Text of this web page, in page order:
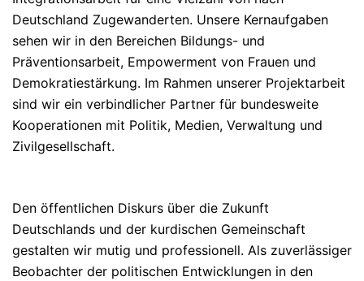
Deutschland Zugewanderten. Unsere Kernaufgaben
sehen wir in den Bereichen Bildungs- und
Präventionsarbeit, Empowerment von Frauen und
Demokratiestärkung. Im Rahmen unserer Projektarbeit
sind wir ein verbindlicher Partner für bundesweite
Kooperationen mit Politik, Medien, Verwaltung und
Zivilgesellschaft.
Den öffentlichen Diskurs über die Zukunft
Deutschlands und der kurdischen Gemeinschaft
gestalten wir mutig und professionell. Als zuverlässiger
Beobachter der politischen Entwicklungen in den